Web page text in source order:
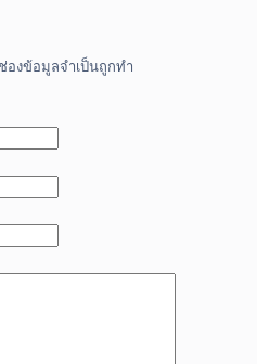
ช่องข้อมูลจำเป็นถูกทำ